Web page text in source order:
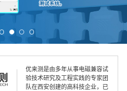
优来测是由多年从事电磁兼容试
验技术研究及工程实践的专家团
队在西安创建的高科技企业，已